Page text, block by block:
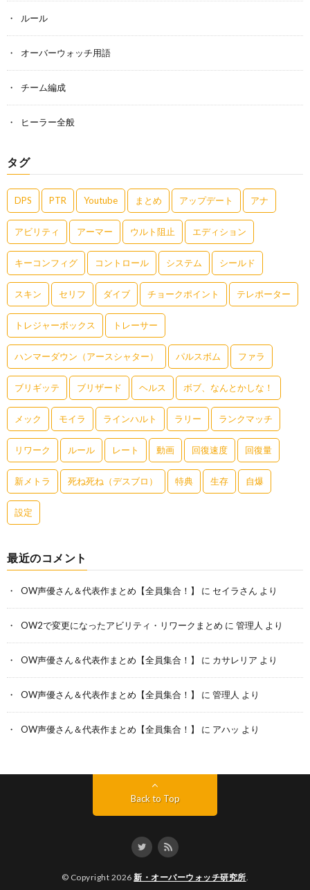
ルール
オーバーウォッチ用語
チーム編成
ヒーラー全般
タグ
DPS PTR Youtube まとめ アップデート アナ
アビリティ アーマー ウルト阻止 エディション
キーコンフィグ コントロール システム シールド
スキン セリフ ダイブ チョークポイント テレポーター
トレジャーボックス トレーサー
ハンマーダウン（アースシャター） パルスボム ファラ
ブリギッテ ブリザード ヘルス ボブ、なんとかしな！
メック モイラ ラインハルト ラリー ランクマッチ
リワーク ルール レート 動画 回復速度 回復量
新メトラ 死ね死ね（デスブロ） 特典 生存 自爆
設定
最近のコメント
OW声優さん＆代表作まとめ【全員集合！】 に セイラさん より
OW2で変更になったアビリティ・リワークまとめ に 管理人 より
OW声優さん＆代表作まとめ【全員集合！】 に カサレリア より
OW声優さん＆代表作まとめ【全員集合！】 に 管理人 より
OW声優さん＆代表作まとめ【全員集合！】 に アハッ より
Back to Top
© Copyright 2026新・オーバーウォッチ研究所